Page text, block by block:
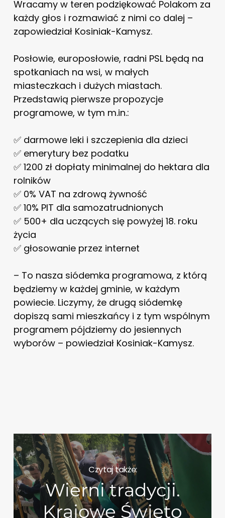
Wracamy w teren podziękować Polakom za
każdy głos i rozmawiać z nimi co dalej –
zapowiedział Kosiniak-Kamysz.
Posłowie, europosłowie, radni PSL będą na
spotkaniach na wsi, w małych
miasteczkach i dużych miastach.
Przedstawią pierwsze propozycje
programowe, w tym m.in.:
✅ darmowe leki i szczepienia dla dzieci
✅ emerytury bez podatku
✅ 1200 zł dopłaty minimalnej do hektara dla
rolników
✅ 0% VAT na zdrową żywność
✅ 10% PIT dla samozatrudnionych
✅ 500+ dla uczących się powyżej 18. roku
życia
✅ głosowanie przez internet
– To nasza siódemka programowa, z którą
będziemy w każdej gminie, w każdym
powiecie. Liczymy, że drugą siódemkę
dopiszą sami mieszkańcy i z tym wspólnym
programem pójdziemy do jesiennych
wyborów – powiedział Kosiniak-Kamysz.
Czytaj także:
Wierni tradycji.
Krajowe Święto